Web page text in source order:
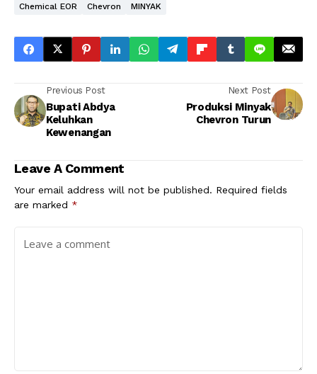
Chemical EOR Chevron MINYAK
Previous Post
Bupati Abdya
Keluhkan
Kewenangan
Next Post
Produksi Minyak
Chevron Turun
Leave A Comment
Your email address will not be published. Required fields
are marked *